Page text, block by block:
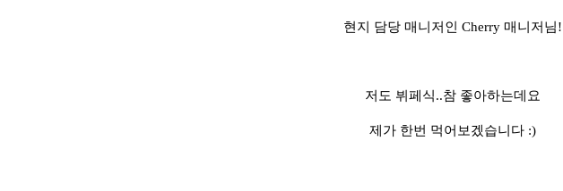
현지 담당 매니저인 Cherry 매니저님!
저도 뷔페식..참 좋아하는데요
제가 한번 먹어보겠습니다 :)